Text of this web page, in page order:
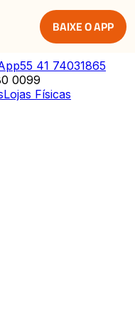
BAIXE O APP
55 41 74031865
0099
Lojas Físicas